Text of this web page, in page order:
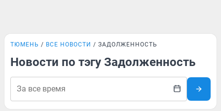
ТЮМЕНЬ ВСЕ НОВОСТИ ЗАДОЛЖЕННОСТЬ
Новости по тэгу Задолженность